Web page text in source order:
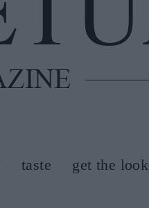
taste get the look